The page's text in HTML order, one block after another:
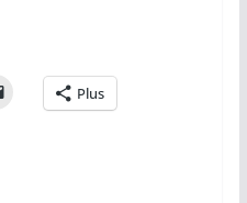
Plus